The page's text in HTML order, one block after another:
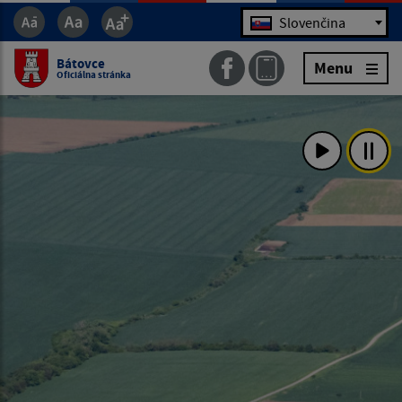
Jazyk Slovenčina
Bátovce
Oficiálna stránka Menu